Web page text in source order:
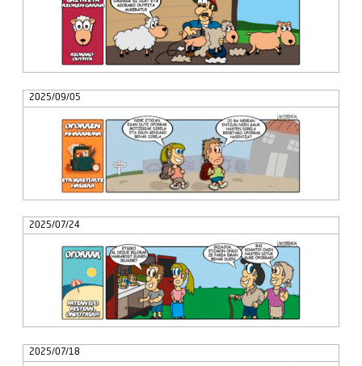
2025/09/05
2025/07/24
2025/07/18